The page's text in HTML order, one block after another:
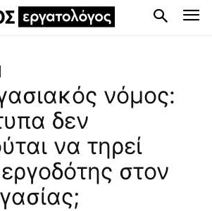
νόμος:
δεν
να τηρεί
στον